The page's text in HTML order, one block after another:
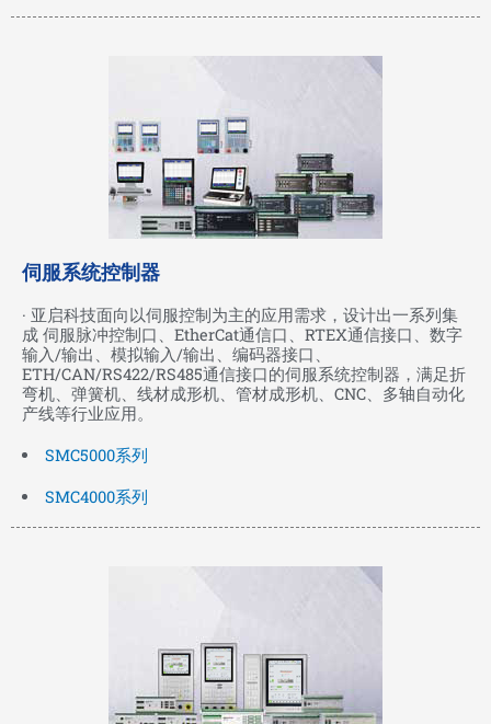
伺服系统控制器
· 亚启科技面向以伺服控制为主的应用需求，设计出一系列集
成 伺服脉冲控制口、EtherCat通信口、RTEX通信接口、数字
输入/输出、模拟输入/输出、编码器接口、
ETH/CAN/RS422/RS485通信接口的伺服系统控制器，满足折
弯机、弹簧机、线材成形机、管材成形机、CNC、多轴自动化
产线等行业应用。
SMC5000系列
SMC4000系列